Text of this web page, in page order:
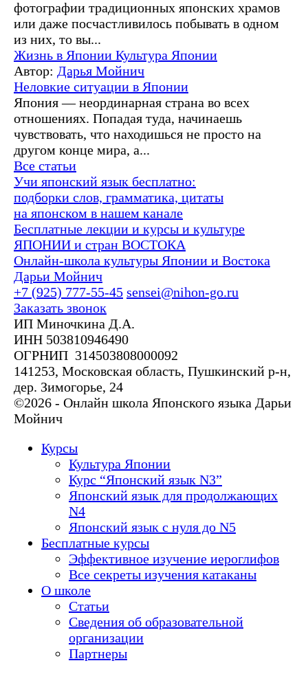
фотографии традиционных японских храмов
или даже посчастливилось побывать в одном
из них, то вы...
Жизнь в Японии Культура Японии
Автор: Дарья Мойнич
Неловкие ситуации в Японии
Япония — неординарная страна во всех
отношениях. Попадая туда, начинаешь
чувствовать, что находишься не просто на
другом конце мира, а...
Все статьи
Учи японский язык бесплатно:
подборки слов, грамматика, цитаты
на японском в нашем канале
Бесплатные лекции и курсы и культуре
ЯПОНИИ и стран ВОСТОКА
Онлайн-школа культуры Японии и Востока
Дарьи Мойнич
+7 (925) 777-55-45 sensei@nihon-go.ru
Заказать звонок
ИП Миночкина Д.А.
ИНН 503810946490
ОГРНИП 314503808000092
141253, Московская область, Пушкинский р-н,
дер. Зимогорье, 24
©2026 - Онлайн школа Японского языка Дарьи
Мойнич
Курсы
Культура Японии
Курс “Японский язык N3”
Японский язык для продолжающих
N4
Японский язык с нуля до N5
Бесплатные курсы
Эффективное изучение иероглифов
Все секреты изучения катаканы
О школе
Статьи
Сведения об образовательной
организации
Партнеры